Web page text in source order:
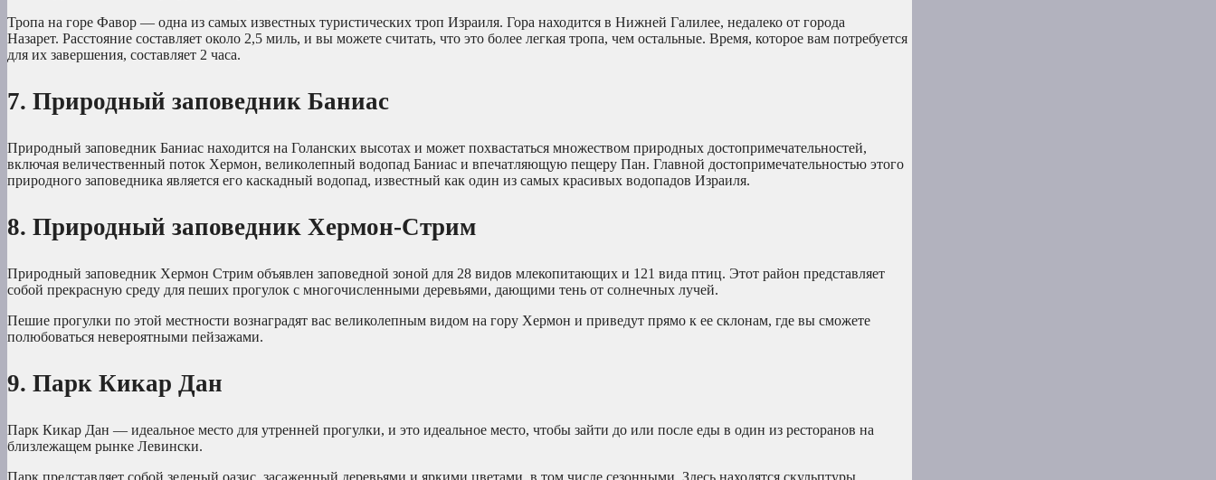
Тропа на горе Фавор — одна из самых известных туристических троп Израиля. Гора находится в Нижней Галилее, недалеко от города
Назарет. Расстояние составляет около 2,5 миль, и вы можете считать, что это более легкая тропа, чем остальные. Время, которое вам потребуется
для их завершения, составляет 2 часа.
7. Природный заповедник Баниас
Природный заповедник Баниас находится на Голанских высотах и может похвастаться множеством природных достопримечательностей,
включая величественный поток Хермон, великолепный водопад Баниас и впечатляющую пещеру Пан. Главной достопримечательностью этого
природного заповедника является его каскадный водопад, известный как один из самых красивых водопадов Израиля.
8. Природный заповедник Хермон-Стрим
Природный заповедник Хермон Стрим объявлен заповедной зоной для 28 видов млекопитающих и 121 вида птиц. Этот район представляет
собой прекрасную среду для пеших прогулок с многочисленными деревьями, дающими тень от солнечных лучей.
Пешие прогулки по этой местности вознаградят вас великолепным видом на гору Хермон и приведут прямо к ее склонам, где вы сможете
полюбоваться невероятными пейзажами.
9. Парк Кикар Дан
Парк Кикар Дан — идеальное место для утренней прогулки, и это идеальное место, чтобы зайти до или после еды в один из ресторанов на
близлежащем рынке Левински.
Парк представляет собой зеленый оазис, засаженный деревьями и яркими цветами, в том числе сезонными. Здесь находятся скульптуры,